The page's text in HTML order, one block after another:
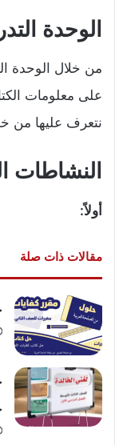
الوحدة
من خلال الوحدة
على معلومات
نتعرف عليها من
النشاطات
أولاً:
مقالات ذات صلة